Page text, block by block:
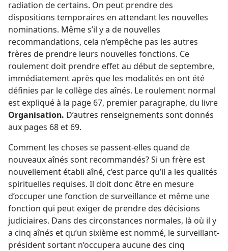
radiation de certains. On peut prendre des
dispositions temporaires en attendant les nouvelles
nominations. Même s’il y a de nouvelles
recommandations, cela n’empêche pas les autres
frères de prendre leurs nouvelles fonctions. Ce
roulement doit prendre effet au début de septembre,
immédiatement après que les modalités en ont été
définies par le collège des aînés. Le roulement normal
est expliqué à la page 67, premier paragraphe, du livre
Organisation. D’autres renseignements sont donnés
aux pages 68 et 69.
Comment les choses se passent-​elles quand de
nouveaux aînés sont recommandés? Si un frère est
nouvellement établi aîné, c’est parce qu’il a les qualités
spirituelles requises. Il doit donc être en mesure
d’occuper une fonction de surveillance et même une
fonction qui peut exiger de prendre des décisions
judiciaires. Dans des circonstances normales, là où il y
a cinq aînés et qu’un sixième est nommé, le surveillant-
président sortant n’occupera aucune des cinq